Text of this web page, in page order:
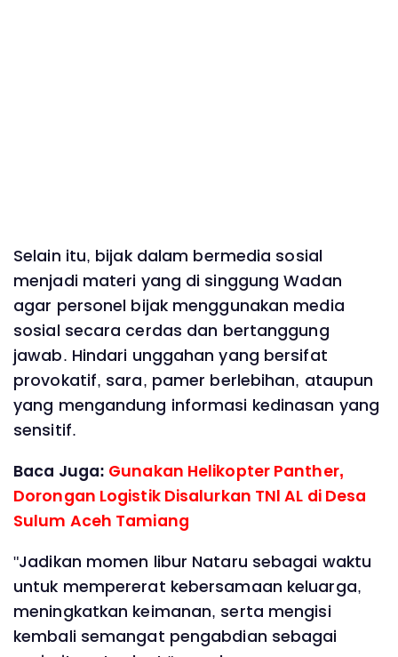
Selain itu, bijak dalam bermedia sosial
menjadi materi yang di singgung Wadan
agar personel bijak menggunakan media
sosial secara cerdas dan bertanggung
jawab. Hindari unggahan yang bersifat
provokatif, sara, pamer berlebihan, ataupun
yang mengandung informasi kedinasan yang
sensitif.
Baca Juga: Gunakan Helikopter Panther,
Dorongan Logistik Disalurkan TNl AL di Desa
Sulum Aceh Tamiang
"Jadikan momen libur Nataru sebagai waktu
untuk mempererat kebersamaan keluarga,
meningkatkan keimanan, serta mengisi
kembali semangat pengabdian sebagai